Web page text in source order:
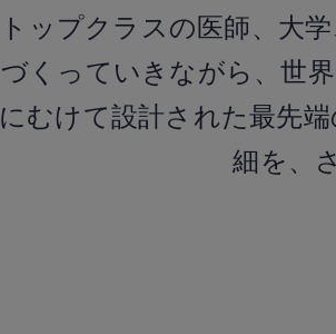
トップクラスの医師、大
づくっていきながら、世
にむけて設計された最先
細を、